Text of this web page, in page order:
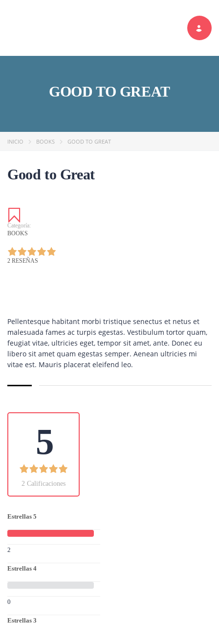
Toggle
GOOD TO GREAT
INICIO BOOKS GOOD TO GREAT
Good to Great
Categoría:
BOOKS
2 RESEÑAS
Pellentesque habitant morbi tristique senectus et netus et
malesuada fames ac turpis egestas. Vestibulum tortor quam,
feugiat vitae, ultricies eget, tempor sit amet, ante. Donec eu
libero sit amet quam egestas semper. Aenean ultricies mi
vitae est. Mauris placerat eleifend leo.
5
2 Calificaciones
Estrellas 5
2
Estrellas 4
0
Estrellas 3